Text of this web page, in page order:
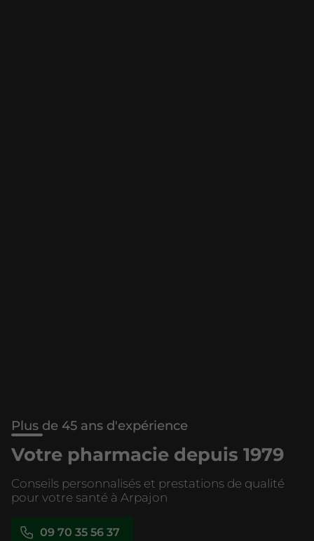
Plus de 45 ans d'expérience
Votre pharmacie depuis 1979
Conseils personnalisés et prestations de qualité
pour votre santé à Arpajon
09 70 35 56 37